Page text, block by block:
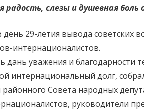
радость, слезы и душевная
день 29-летия вывода советских
интернационалистов.
дань уважения и благодарности
интернациональный долг,
районного Совета народных
руководители